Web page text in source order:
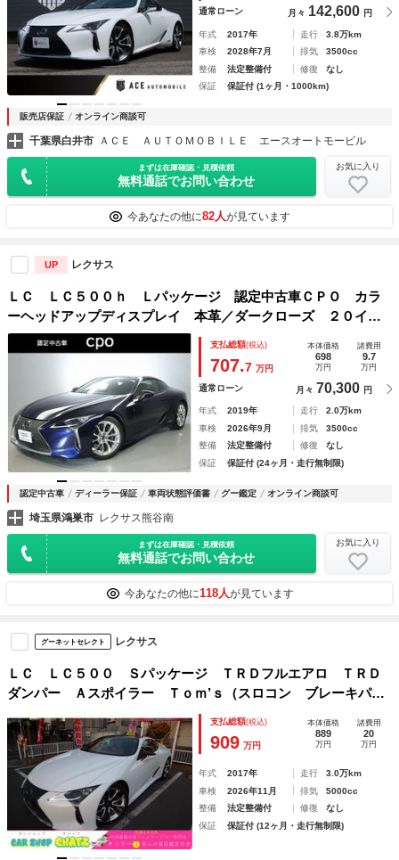
通常ローン 月々 142,600 円
年式 2017年 走行
3.8万km
車検
2028年7月 排気
3500cc
整備
法定整備付 修復
なし
保証
保証付 (1ヶ月・1000km)
販売店保証 オンライン商談可
千葉県白井市 ＡＣＥ ＡＵＴＯＭＯＢＩＬＥ エースオートモービル
まずは在庫確認・見積依頼
無料通話でお問い合わせ
お気に入り
今あなたの他に82人が見ています
UP レクサス
ＬＣ ＬＣ５００ｈ Ｌパッケージ 認定中古車ＣＰＯ カラ
ーヘッドアップディスプレイ 本革／ダークローズ ２０イン
チ鍛造アルミホイール ガラスパノラマルーフ １０．３イン
チワイドディスプレイ ＳＤナビゲーション
支払総額(税込)
707.7 万円
本体価格
698
万円
諸費用
9.7
万円
通常ローン 月々 70,300 円
年式 2019年 走行
2.0万km
車検
2026年9月 排気
3500cc
整備
法定整備付 修復
なし
保証
保証付 (24ヶ月・走行無制限)
認定中古車 ディーラー保証 車両状態評価書 グー鑑定 オンライン商談可
埼玉県鴻巣市 レクサス熊谷南
まずは在庫確認・見積依頼
無料通話でお問い合わせ
お気に入り
今あなたの他に118人が見ています
グーネットセレクト レクサス
ＬＣ ＬＣ５００ Ｓパッケージ ＴＲＤフルエアロ ＴＲＤ
ダンパー Ａスポイラー Ｔｏｍ’ｓ（スロコン ブレーキパッ
ド）オーカー内装 シートＨ リアフォグ Ｈヒーター ヘッ
ドアップＤ ナビフルセグ エアクリ改 デジタルミラー
Ｄ Ｕ
支払総額(税込)
909 万円
本体価格
889
万円
諸費用
20
万円
年式 2017年 走行
3.0万km
車検
2026年11月 排気
5000cc
整備
法定整備付 修復
なし
保証
保証付 (12ヶ月・走行無制限)